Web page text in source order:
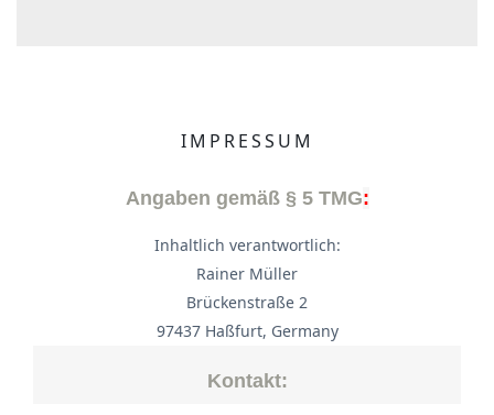
IMPRESSUM
Angaben gemäß § 5 TMG:
Inhaltlich verantwortlich:
Rainer Müller
Brückenstraße 2
97437 Haßfurt, Germany
Kontakt: